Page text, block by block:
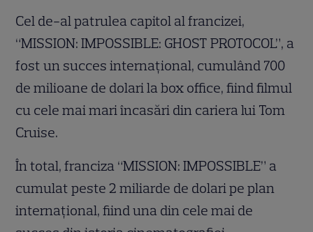
Cel de-al patrulea capitol al francizei,
“MISSION: IMPOSSIBLE: GHOST PROTOCOL”, a
fost un succes internațional, cumulând 700
de milioane de dolari la box office, fiind filmul
cu cele mai mari încasări din cariera lui Tom
Cruise.
În total, franciza “MISSION: IMPOSSIBLE” a
cumulat peste 2 miliarde de dolari pe plan
internațional, fiind una din cele mai de